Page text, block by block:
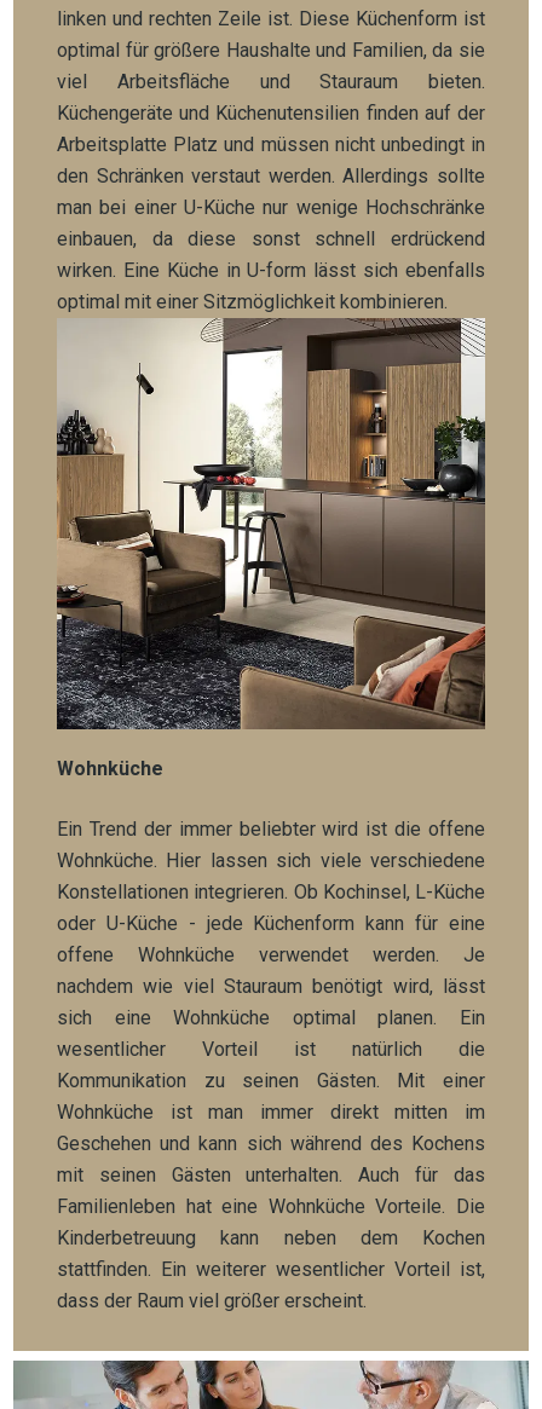
linken und rechten Zeile ist. Diese Küchenform ist
optimal für größere Haushalte und Familien, da sie
viel Arbeitsfläche und Stauraum bieten.
Küchengeräte und Küchenutensilien finden auf der
Arbeitsplatte Platz und müssen nicht unbedingt in
den Schränken verstaut werden. Allerdings sollte
man bei einer U-Küche nur wenige Hochschränke
einbauen, da diese sonst schnell erdrückend
wirken. Eine Küche in U-form lässt sich ebenfalls
optimal mit einer Sitzmöglichkeit kombinieren.
Wohnküche
Ein Trend der immer beliebter wird ist die offene
Wohnküche. Hier lassen sich viele verschiedene
Konstellationen integrieren. Ob Kochinsel, L-Küche
oder U-Küche - jede Küchenform kann für eine
offene Wohnküche verwendet werden. Je
nachdem wie viel Stauraum benötigt wird, lässt
sich eine Wohnküche optimal planen. Ein
wesentlicher Vorteil ist natürlich die
Kommunikation zu seinen Gästen. Mit einer
Wohnküche ist man immer direkt mitten im
Geschehen und kann sich während des Kochens
mit seinen Gästen unterhalten. Auch für das
Familienleben hat eine Wohnküche Vorteile. Die
Kinderbetreuung kann neben dem Kochen
stattfinden. Ein weiterer wesentlicher Vorteil ist,
dass der Raum viel größer erscheint.